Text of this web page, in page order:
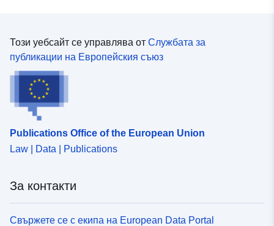
Този уебсайт се управлява от Службата за
публикации на Европейския съюз
Publications Office of the European Union
Law | Data | Publications
За контакти
Свържете се с екипа на European Data Portal